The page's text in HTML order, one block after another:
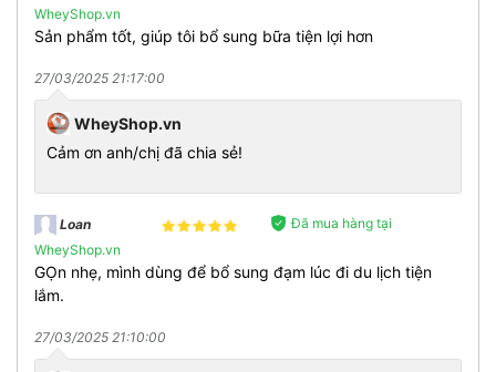
hợp với những người đang trong chế độ ăn kiêng.
Đặc biệt, hương vị thơm ngon: Socola Dừa.
Với công nghệ sản xuất hiện đại,Biotech USA mang tới 1
sản phẩm bánh protein bar hoàn toàn tinh khiết, giàu dinh
thao, tập gym...
WheyShop.vn
Sản phẩm tốt, giúp tôi bổ sung bữa tiện lợi hơn
27/03/2025 21:17:00
WheyShop.vn
Cảm ơn anh/chị đã chia sẻ!
Loan
Đã mua hàng tại
WheyShop.vn
GỌn nhẹ, mình dùng để bổ sung đạm lúc đi du lịch tiện
lắm.
27/03/2025 21:10:00